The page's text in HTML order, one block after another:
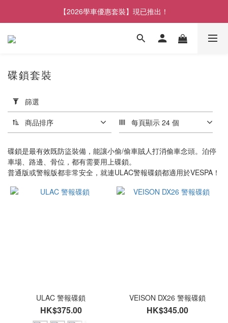
【2026學車優惠套裝】現已推出！
用
篩
選
(0/20)
品
牌
VEISON
碟鎖套裝
篩選
商品排序 每頁顯示 24 個
碟鎖是最有效既防盜裝備，能讓小偷/偷車賊人打消偷車念頭。泊停
車場、路邊、骨位，都有需要用上碟鎖。
普通版或警報版都非常安全，就連ULAC警報碟鎖都適用於VESPA！
ULAC 警報碟鎖
HK$375.00
VEISON DX26 警報碟鎖
HK$345.00